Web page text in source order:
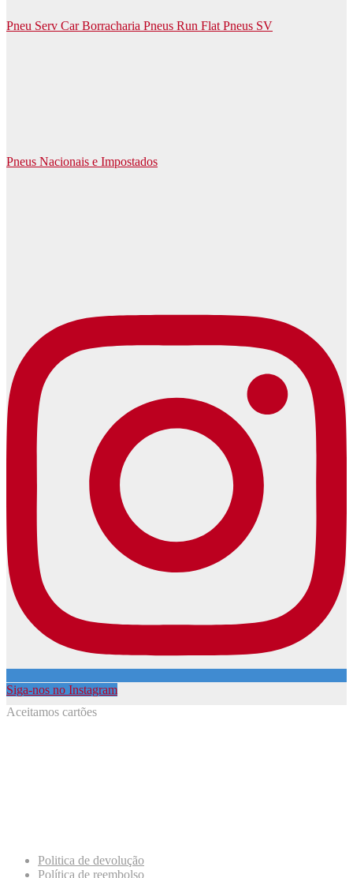
Pneu Serv Car Borracharia Pneus Run Flat Pneus SV
Pneus Nacionais e Impostados
Siga-nos no Instagram
Aceitamos cartões
Politica de devolução
Política de reembolso